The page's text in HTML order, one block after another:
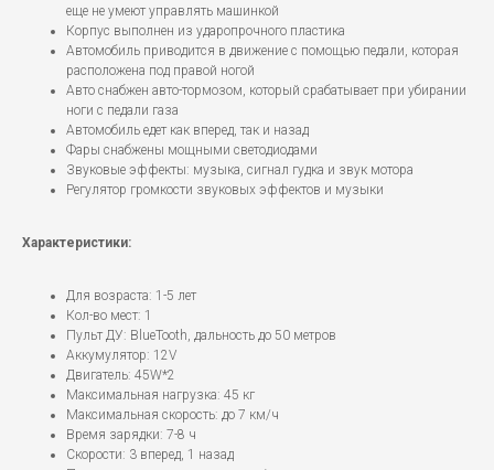
еще не умеют управлять машинкой
Корпус выполнен из ударопрочного пластика
Автомобиль приводится в движение с помощью педали, которая
расположена под правой ногой
Авто снабжен авто-тормозом, который срабатывает при убирании
ноги с педали газа
Автомобиль едет как вперед, так и назад
Фары снабжены мощными светодиодами
Звуковые эффекты: музыка, сигнал гудка и звук мотора
Регулятор громкости звуковых эффектов и музыки
Характеристики:
Для возраста: 1-5 лет
Кол-во мест: 1
Пульт ДУ: BlueTooth, дальность до 50 метров
Аккумулятор: 12V
Двигатель: 45W*2
Максимальная нагрузка: 45 кг
Максимальная скорость: до 7 км/ч
Время зарядки: 7-8 ч
Скорости: 3 вперед, 1 назад